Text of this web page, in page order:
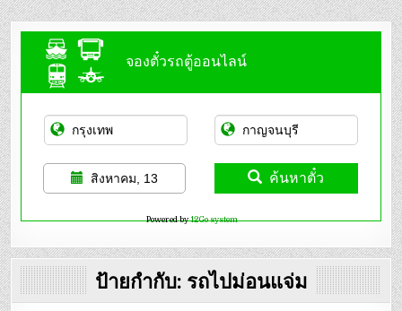
จองตั๋วรถตู้ออนไลน์
สิงหาคม, 13 ค้นหาตั๋ว
Powered by12Go system
ป้ายกำกับ: รถไปม่อนแจ่ม